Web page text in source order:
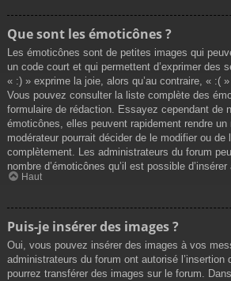
Que sont les émoticônes ?
Les émoticônes sont de petites images qui
un code court et qui permettent d’exprimer des
« :) » exprime la joie, alors qu’au contraire, « :(
Vous pouvez consulter la liste complète des
formulaire de rédaction. Essayez cependant de
émoticônes, elles peuvent rapidement rendre
modérateur pourrait décider de le modifier ou de
complètement. Les administrateurs du forum
nombre d’émoticônes qu’il est possible d’insérer
Haut
Puis-je insérer des images ?
Oui, vous pouvez insérer des images à vos
administrateurs du forum ont autorisé l’insertion
pourrez transférer des images sur le forum.